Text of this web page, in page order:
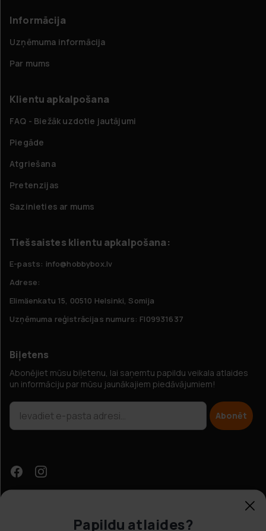
Informācija
Uzņēmuma informācija
Par mums
Klientu apkalpošana
FAQ - Biežāk uzdotie jautājumi
Piegāde
Atgriešana
Pretenzijas
Sazinieties ar mums
Tiešsaistes klientu apkalpošana:
E-pasts: info@hobbybox.lv
Adrese:
Elimäenkatu 15, 00510 Helsinki, Somija
Uzņēmuma reģistrācijas numurs: FI09931637
Biļetens
Abonējiet mūsu biļetenu, lai saņemtu papildu veikala atlaides
un informāciju par mūsu jaunākajiem piedāvājumiem!
Abonēt
Papildu atlaides?